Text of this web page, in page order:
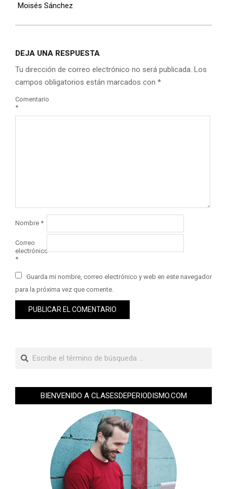
Moisés Sánchez
DEJA UNA RESPUESTA
Tu dirección de correo electrónico no será publicada. Los
campos obligatorios están marcados con *
Comentario
*
Nombre *
Correo
electrónico
*
Guarda mi nombre, correo electrónico y web en este navegador
para la próxima vez que comente.
BIENVENIDO A CLASESDEPERIODISMO.COM